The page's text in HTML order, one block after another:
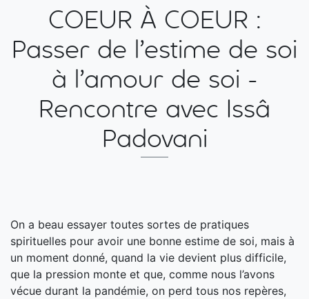
COEUR À COEUR :
Passer de l’estime de soi
à l’amour de soi -
Rencontre avec Issâ
Padovani
On a beau essayer toutes sortes de pratiques
spirituelles pour avoir une bonne estime de soi, mais à
un moment donné, quand la vie devient plus difficile,
que la pression monte et que, comme nous l’avons
vécue durant la pandémie, on perd tous nos repères,